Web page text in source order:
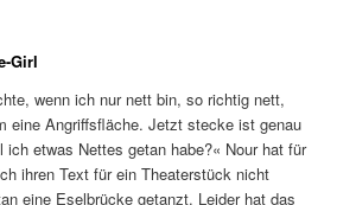
Girl
wenn ich nur nett bin, so richtig nett,
eine Angriffsfläche. Jetzt stecke ist genau
ich etwas Nettes getan habe?« Nour hat für
ihren Text für ein Theaterstück nicht
eine Eselbrücke getanzt. Leider hat das